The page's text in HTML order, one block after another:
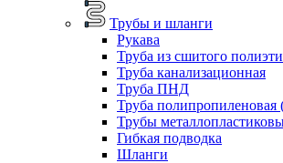
Трубы и шланги
Рукава
Труба из сшитого
Труба канализационная
Труба ПНД
Труба полипропиленовая
Трубы
Гибкая подводка
Шланги